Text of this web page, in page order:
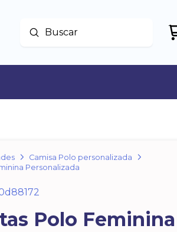
Buscar
Enviar
Camisa Polo personalizada
Personalizada
Polo Feminina